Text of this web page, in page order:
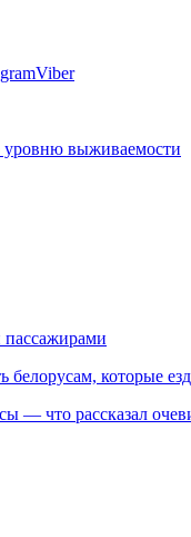
Viber
уровню выживаемости
пассажирами
которые
— что рассказал